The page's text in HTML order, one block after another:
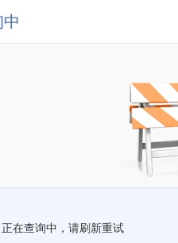
正在查询中，请刷新重试